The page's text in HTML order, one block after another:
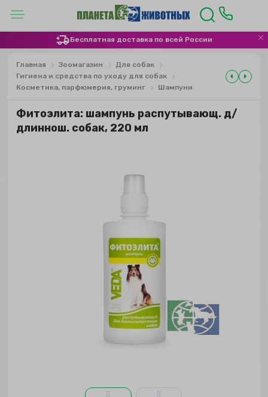
Бесплатная доставка по всей России
Главная Зоомагазин
Для собак
Гигиена и средства по уходу для собак
Косметика, парфюмерия, груминг
Шампуни
Фитоэлита: шампунь распутывающ. д/
длиннош. собак, 220 мл